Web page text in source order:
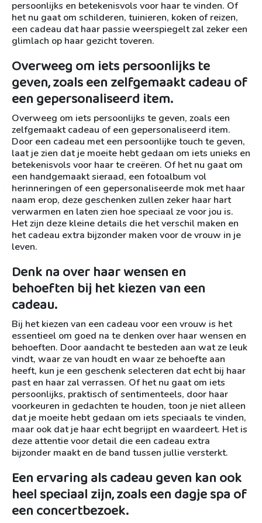
persoonlijks en betekenisvols voor haar te vinden. Of
het nu gaat om schilderen, tuinieren, koken of reizen,
een cadeau dat haar passie weerspiegelt zal zeker een
glimlach op haar gezicht toveren.
Overweeg om iets persoonlijks te
geven, zoals een zelfgemaakt cadeau of
een gepersonaliseerd item.
Overweeg om iets persoonlijks te geven, zoals een
zelfgemaakt cadeau of een gepersonaliseerd item.
Door een cadeau met een persoonlijke touch te geven,
laat je zien dat je moeite hebt gedaan om iets unieks en
betekenisvols voor haar te creëren. Of het nu gaat om
een handgemaakt sieraad, een fotoalbum vol
herinneringen of een gepersonaliseerde mok met haar
naam erop, deze geschenken zullen zeker haar hart
verwarmen en laten zien hoe speciaal ze voor jou is.
Het zijn deze kleine details die het verschil maken en
het cadeau extra bijzonder maken voor de vrouw in je
leven.
Denk na over haar wensen en
behoeften bij het kiezen van een
cadeau.
Bij het kiezen van een cadeau voor een vrouw is het
essentieel om goed na te denken over haar wensen en
behoeften. Door aandacht te besteden aan wat ze leuk
vindt, waar ze van houdt en waar ze behoefte aan
heeft, kun je een geschenk selecteren dat echt bij haar
past en haar zal verrassen. Of het nu gaat om iets
persoonlijks, praktisch of sentimenteels, door haar
voorkeuren in gedachten te houden, toon je niet alleen
dat je moeite hebt gedaan om iets speciaals te vinden,
maar ook dat je haar echt begrijpt en waardeert. Het is
deze attentie voor detail die een cadeau extra
bijzonder maakt en de band tussen jullie versterkt.
Een ervaring als cadeau geven kan ook
heel speciaal zijn, zoals een dagje spa of
een concertbezoek.